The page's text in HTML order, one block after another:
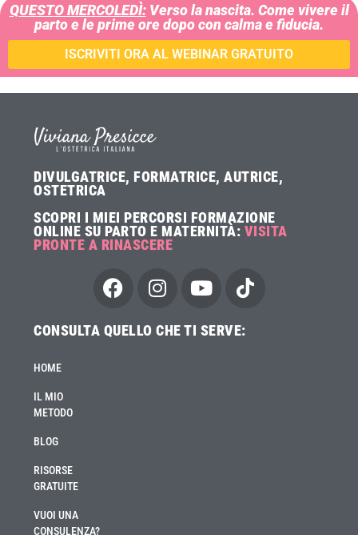
QUESTO MERCOLEDÌ:Verso la nascita. Come vivere il
parto e le prime ore dopo con calma e fiducia.
ISCRIVITI ORA AL WEBINAR GRATUITO
DIVULGATRICE, FORMATRICE, AUTRICE,
OSTETRICA
SCOPRI I MIEI PERCORSI FORMAZIONE
ONLINE SU PARTO E MATERNITÀ: VISITA
PRONTE A RINASCERE
CONSULTA QUELLO CHE TI SERVE:
HOME
IL MIO
METODO
BLOG
RISORSE
GRATUITE
VUOI UNA
CONSULENZA?